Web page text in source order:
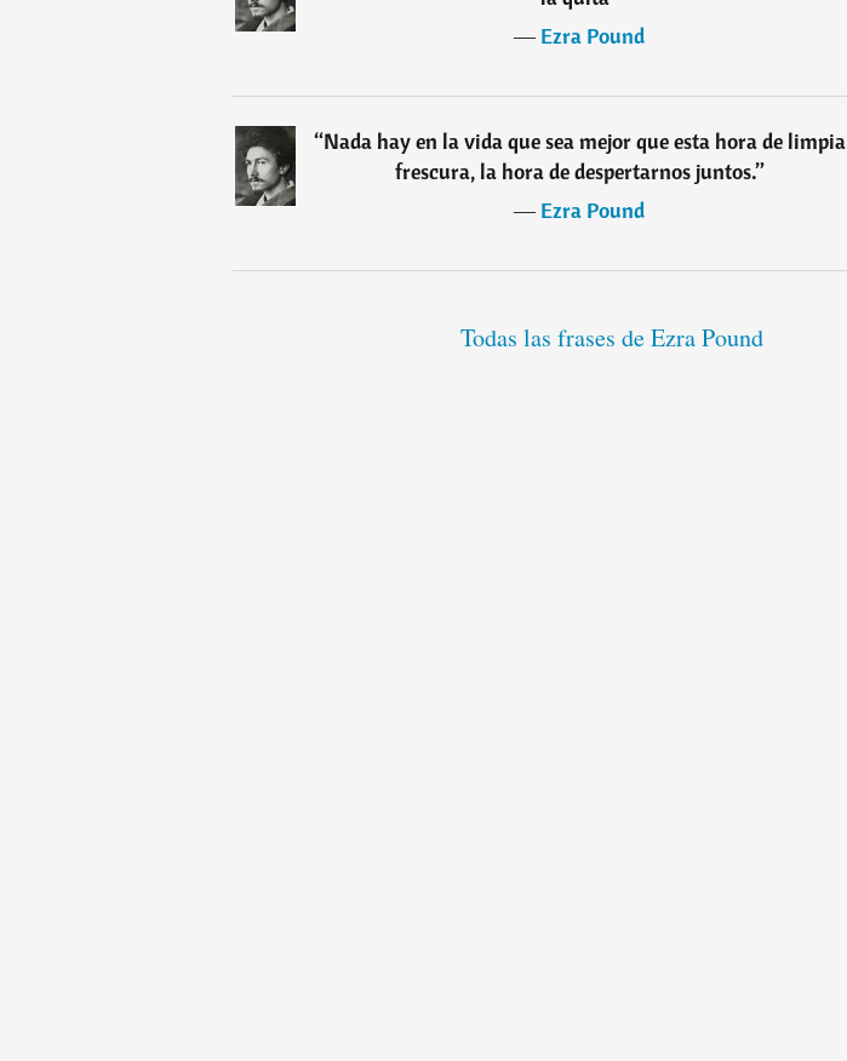
―Ezra Pound
“Nada hay en la vida que sea mejor que esta hora de limpia
frescura, la hora de despertarnos juntos.”
―Ezra Pound
Todas las frases de Ezra Pound